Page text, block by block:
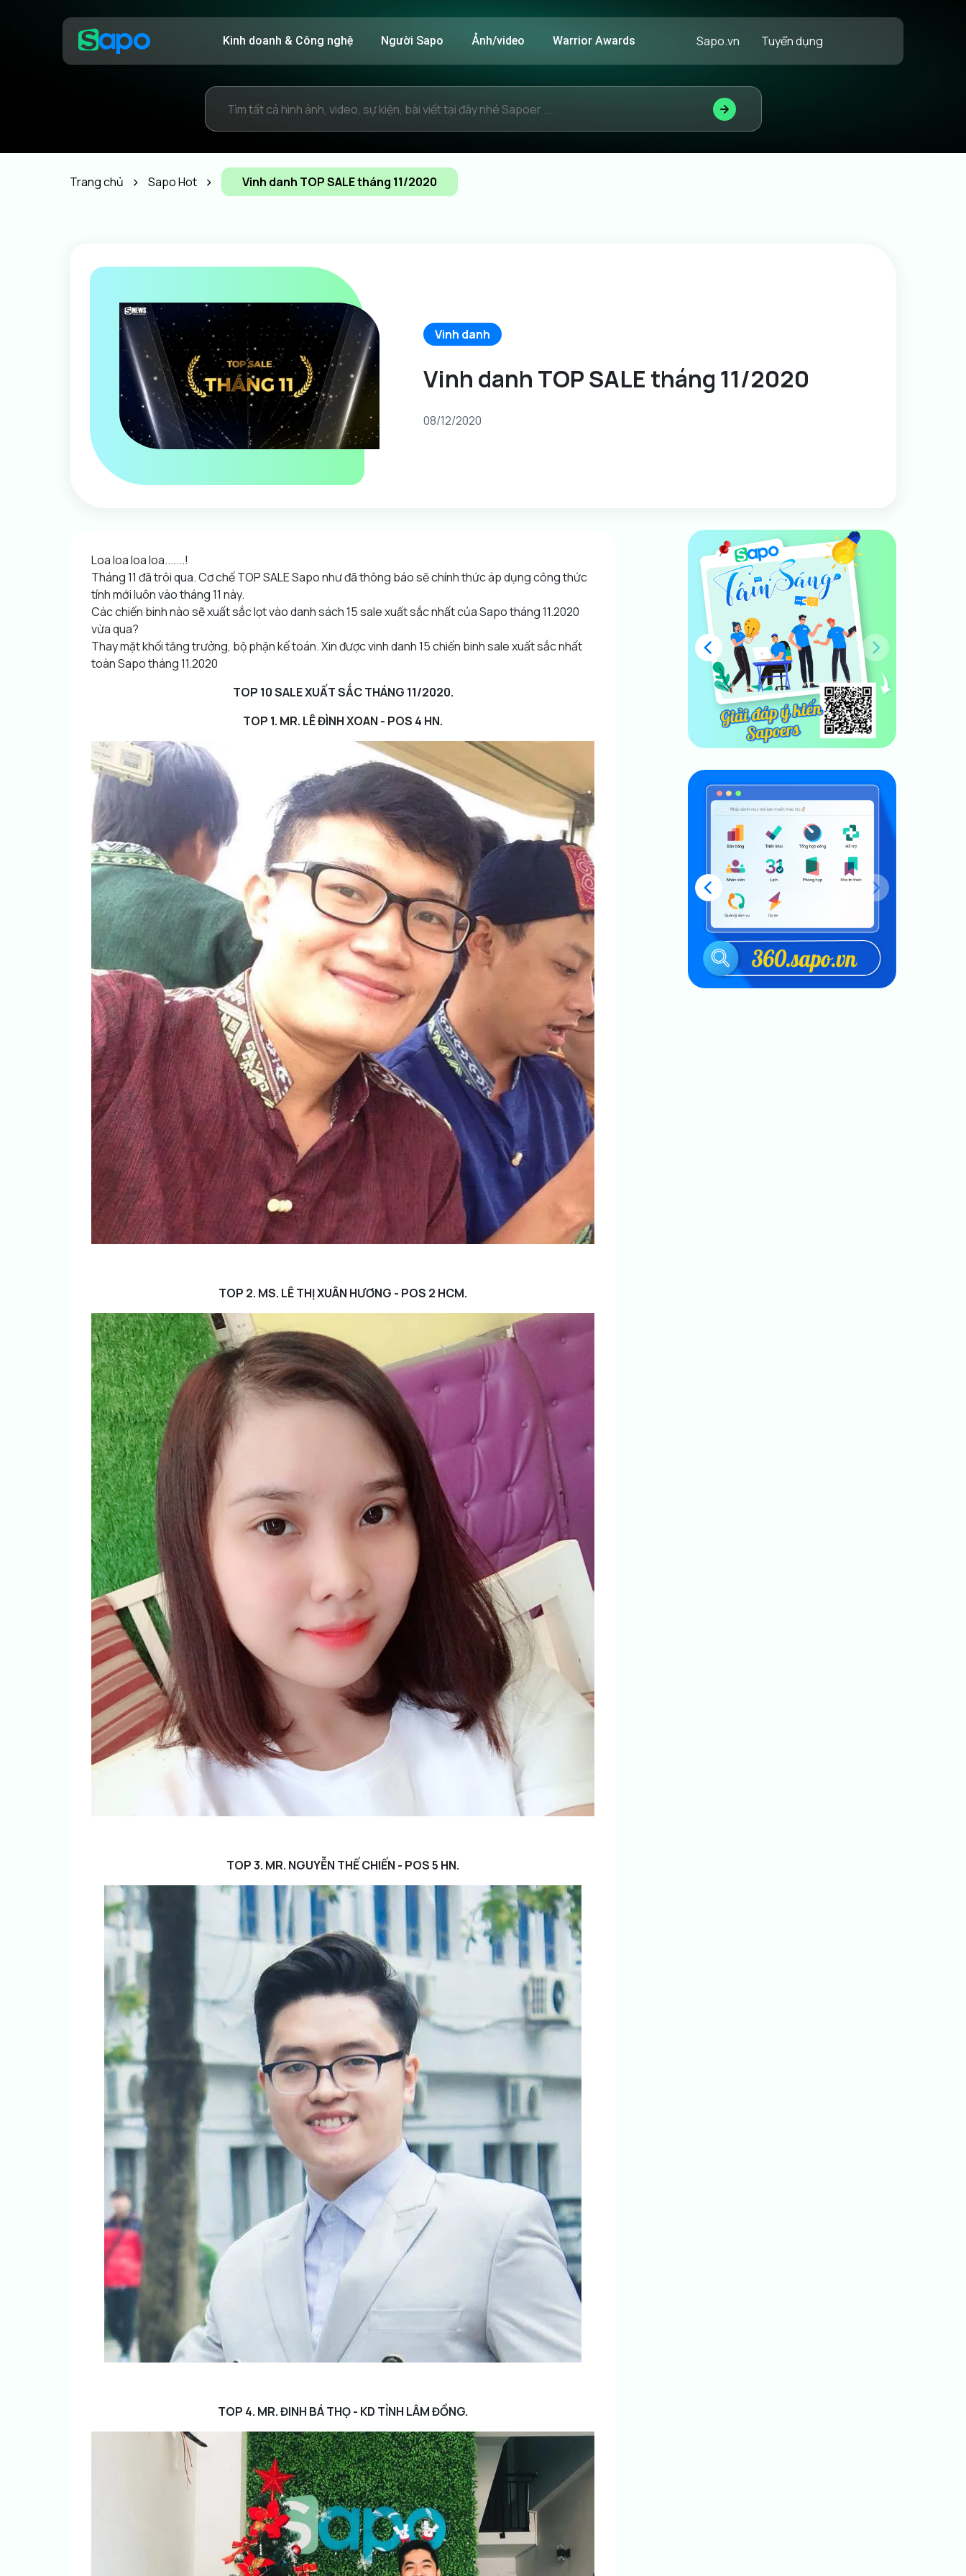
Kinh doanh & Công nghệ Người Sapo Ảnh/video Warrior Awards Về chúng tôi
Sapo.vn Tuyển dụng
Trang chủ Sapo Hot Vinh danh TOP SALE tháng 11/2020
Vinh danh
Vinh danh TOP SALE tháng 11/2020
08/12/2020
Loa loa loa loa.......!
Tháng 11 đã trôi qua. Cơ chế TOP SALE Sapo như đã thông báo sẽ chính thức áp dụng công thức
tính mới luôn vào tháng 11 này.
Các chiến binh nào sẽ xuất sắc lọt vào danh sách 15 sale xuất sắc nhất của Sapo tháng 11.2020
vừa qua?
Thay mặt khối tăng trưởng, bộ phận kế toán. Xin được vinh danh 15 chiến binh sale xuất sắc nhất
toàn Sapo tháng 11.2020
TOP 10 SALE XUẤT SẮC THÁNG 11/2020.
TOP 1. MR. LÊ ĐÌNH XOAN - POS 4 HN.
TOP 2. MS. LÊ THỊ XUÂN HƯƠNG - POS 2 HCM.
TOP 3. MR. NGUYỄN THẾ CHIẾN - POS 5 HN.
TOP 4. MR. ĐINH BÁ THỌ - KD TỈNH LÂM ĐỒNG.